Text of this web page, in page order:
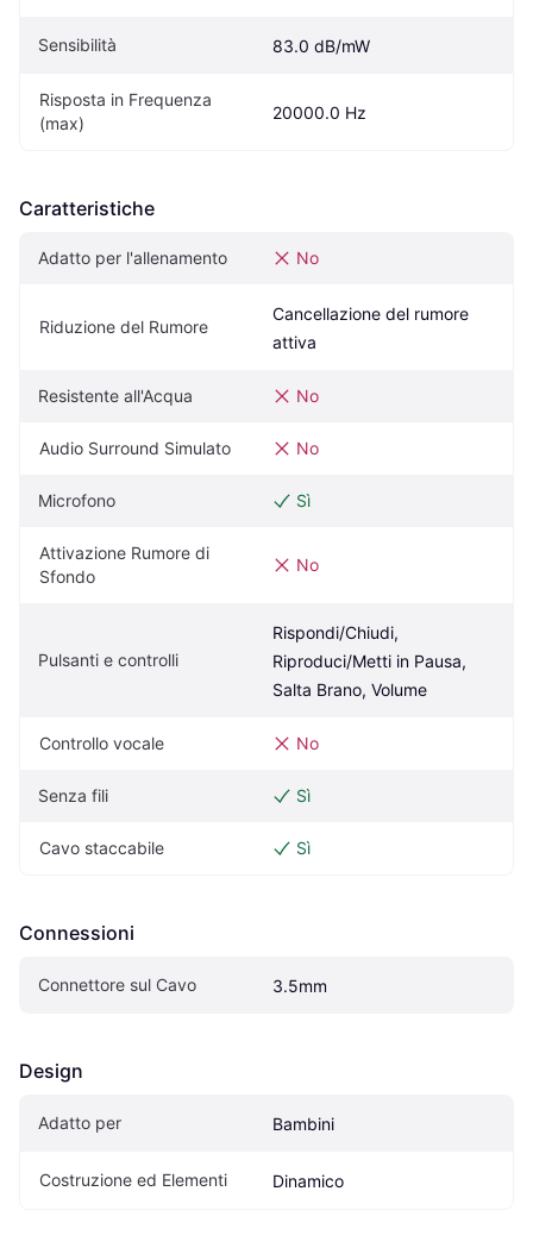
Sensibilità 83.0 dB/mW
Risposta in Frequenza
(max)
20000.0 Hz
Caratteristiche
Adatto per l'allenamento No
Riduzione del Rumore
Cancellazione del rumore
attiva
Resistente all'Acqua No
Audio Surround Simulato No
Microfono Sì
Attivazione Rumore di
Sfondo
No
Pulsanti e controlli
Rispondi/Chiudi,
Riproduci/Metti in Pausa,
Salta Brano, Volume
Controllo vocale No
Senza fili Sì
Cavo staccabile Sì
Connessioni
Connettore sul Cavo 3.5mm
Design
Adatto per Bambini
Costruzione ed Elementi Dinamico